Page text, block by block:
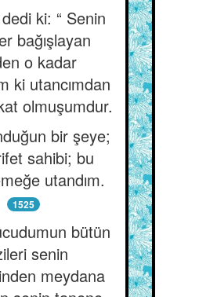
ki: “ Senin
bağışlayan
o kadar
ki utancımdan
olmuşumdur.
bir şeye;
sahibi; bu
utandım.
1525
bütün
senin
meydana